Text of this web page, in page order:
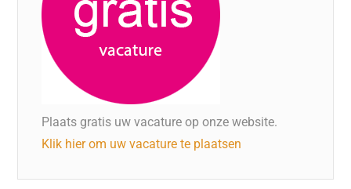
Plaats gratis uw vacature op onze website.
Klik hier om uw vacature te plaatsen